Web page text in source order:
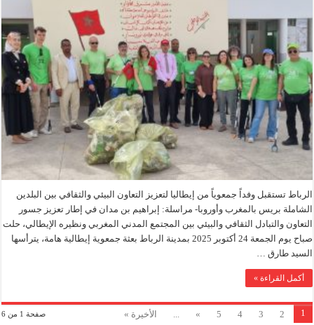
الرباط تستقبل وفداً جمعوياً من إيطاليا لتعزيز التعاون البيئي والثقافي بين البلدين
الشاملة بريس بالمغرب وأوروبا- مراسلة: إبراهيم بن مدان في إطار تعزيز جسور
التعاون والتبادل الثقافي والبيئي بين المجتمع المدني المغربي ونظيره الإيطالي، حلت
صباح يوم الجمعة 24 أكتوبر 2025 بمدينة الرباط بعثة جمعوية إيطالية هامة، يترأسها
السيد طارق …
أكمل القراءة »
صفحة 1 من 6 1
2
3
4
5
»
... الأخيرة »